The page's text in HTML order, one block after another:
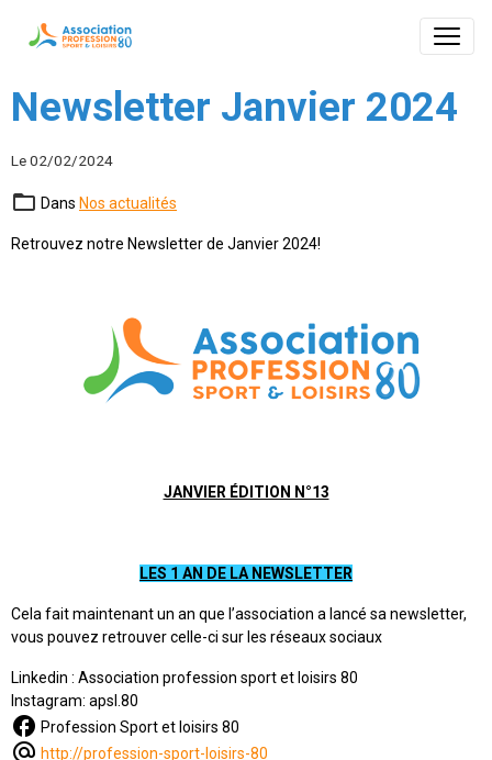
Newsletter Janvier 2024
Le 02/02/2024
Dans Nos actualités
Retrouvez notre Newsletter de Janvier 2024!
JANVIER ÉDITION N°13
LES 1 AN DE LA NEWSLETTER
Cela fait maintenant un an que l’association a lancé sa newsletter,
vous pouvez retrouver celle-ci sur les réseaux sociaux
Linkedin : Association profession sport et loisirs 80
Instagram: apsl.80
Profession Sport et loisirs 80
http://profession-sport-loisirs-80